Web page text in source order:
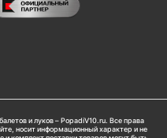
и луков – PopadiV10.ru. Все права
носит информационный характер и не